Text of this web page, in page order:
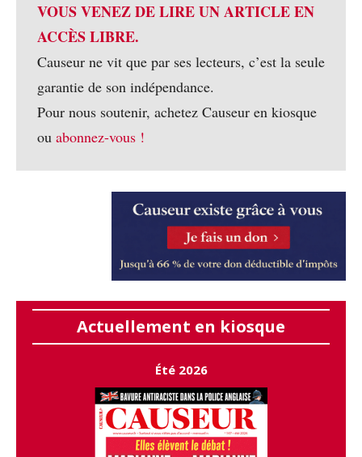
VOUS VENEZ DE LIRE UN ARTICLE EN
ACCÈS LIBRE.
Causeur ne vit que par ses lecteurs, c’est la seule
garantie de son indépendance.
Pour nous soutenir, achetez Causeur en kiosque
ou abonnez-vous !
Actuellement en kiosque
Été 2026